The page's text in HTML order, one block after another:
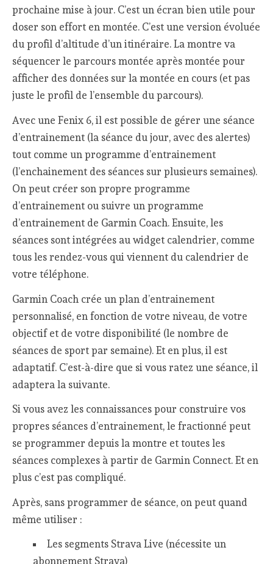
prochaine mise à jour. C’est un écran bien utile pour
doser son effort en montée. C’est une version évoluée
du profil d’altitude d’un itinéraire. La montre va
séquencer le parcours montée après montée pour
afficher des données sur la montée en cours (et pas
juste le profil de l’ensemble du parcours).
Avec une Fenix 6, il est possible de gérer une séance
d’entrainement (la séance du jour, avec des alertes)
tout comme un programme d’entrainement
(l’enchainement des séances sur plusieurs semaines).
On peut créer son propre programme
d’entrainement ou suivre un programme
d’entrainement de Garmin Coach. Ensuite, les
séances sont intégrées au widget calendrier, comme
tous les rendez-vous qui viennent du calendrier de
votre téléphone.
Garmin Coach crée un plan d’entrainement
personnalisé, en fonction de votre niveau, de votre
objectif et de votre disponibilité (le nombre de
séances de sport par semaine). Et en plus, il est
adaptatif. C’est-à-dire que si vous ratez une séance, il
adaptera la suivante.
Si vous avez les connaissances pour construire vos
propres séances d’entrainement, le fractionné peut
se programmer depuis la montre et toutes les
séances complexes à partir de Garmin Connect. Et en
plus c’est pas compliqué.
Après, sans programmer de séance, on peut quand
même utiliser :
Les segments Strava Live (nécessite un
abonnement Strava)